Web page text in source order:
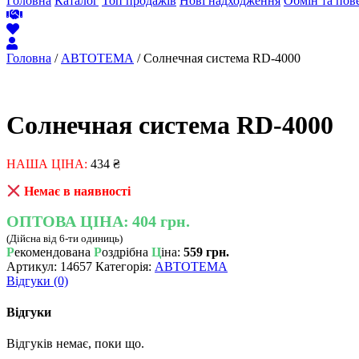
Головна / АВТОТЕМА / Солнечная система RD-4000
Солнечная система RD-4000
НАША ЦІНА: 434 ₴
Немає в наявності
ОПТОВА ЦІНА: 404 грн.
(Дійсна від 6-ти одиниць)
Рекомендована Роздрібна Ціна: 559 грн.
Артикул: 14657 Категорія: АВТОТЕМА
Відгуки (0)
Відгуки
Відгуків немає, поки що.